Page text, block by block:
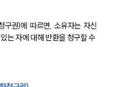
구권)에 따르면, 소유자는 자신
는 자에 대해 반환을 청구할 수